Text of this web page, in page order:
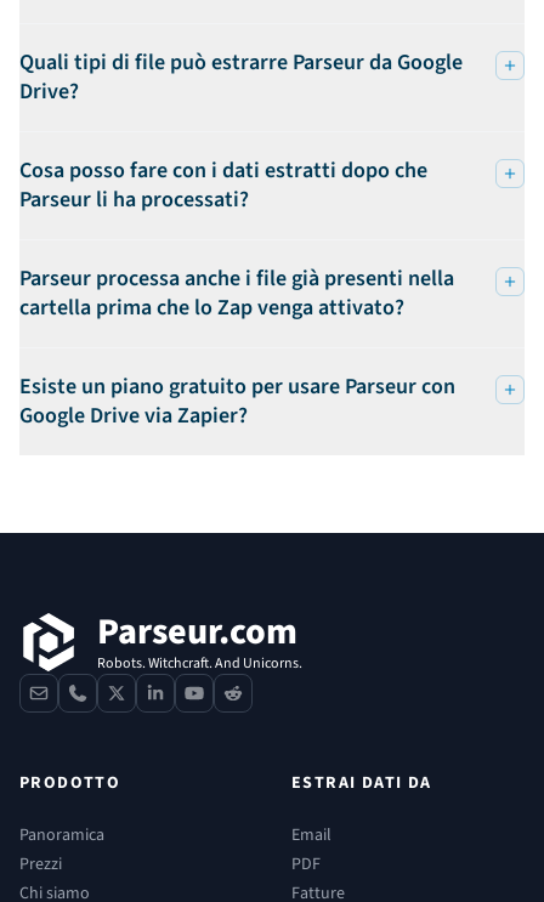
Quali tipi di file può estrarre Parseur da Google
Drive?
Cosa posso fare con i dati estratti dopo che
Parseur li ha processati?
Parseur processa anche i file già presenti nella
cartella prima che lo Zap venga attivato?
Esiste un piano gratuito per usare Parseur con
Google Drive via Zapier?
Parseur.com
Robots. Witchcraft. And Unicorns.
contactphone
x linkedinyoutube
reddit
PRODOTTO
Panoramica
Prezzi
Chi siamo
ESTRAI DATI DA
Email
PDF
Fatture